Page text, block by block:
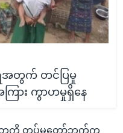
ေအတွက် တင်ပြမှု
ား ကွာဟမှုရှိနေ
တွေကို တပ်မတော်ဘက်က